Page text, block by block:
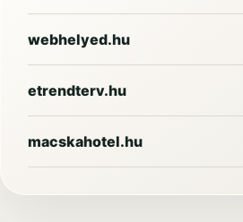
webhelyed.hu
etrendterv.hu
macskahotel.hu